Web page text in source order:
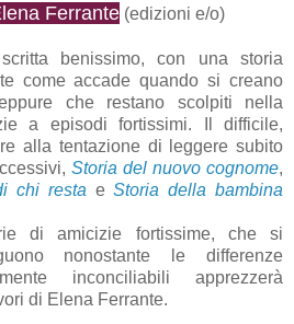
Ferrante (edizioni e/o)
benissimo, con una storia
come accade quando si creano
che restano scolpiti nella
a episodi fortissimi. Il difficile,
alla tentazione di leggere subito
Storia del nuovo cognome,
chi resta eStoria della bambina
di amicizie fortissime, che si
nonostante le differenze
inconciliabili apprezzerà
di Elena Ferrante.